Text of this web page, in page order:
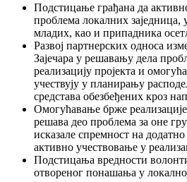
Подстицање грађана да
проблема локалних заједница,
младих, као и припадника
Развој партнерских односа
Зајечара у решавању дела
реализацију пројекта и
учествују у планирању
средстава обезбеђених кроз
Омогућавање брже реализације
решава део проблема за оне
исказале спремност на
активно учествовање у
Подстицања вредности
отвореног понашања у